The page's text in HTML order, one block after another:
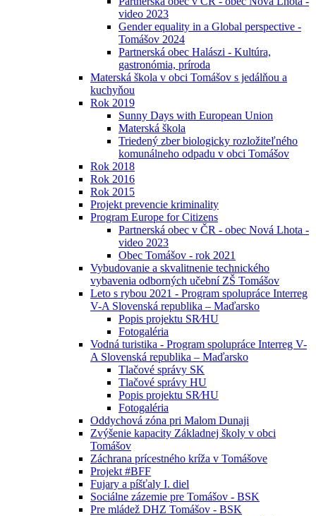
video 2023
Gender equality in a Global perspective -
Tomášov 2024
Partnerská obec Halászi - Kultúra,
gastronómia, príroda
Materská škola v obci Tomášov s jedálňou a
kuchyňou
Rok 2019
Sunny Days with European Union
Materská škola
Triedený zber biologicky rozložiteľného
komunálneho odpadu v obci Tomášov
Rok 2018
Rok 2016
Rok 2015
Projekt prevencie kriminality
Program Europe for Citizens
Partnerská obec v ČR - obec Nová Lhota -
video 2023
Obec Tomášov - rok 2021
Vybudovanie a skvalitnenie technického
vybavenia odborných učební ZŠ Tomášov
Leto s rybou 2021 - Program spolupráce Interreg
V-A Slovenská republika – Maďarsko
Popis projektu SR⁄HU
Fotogaléria
Vodná turistika - Program spolupráce Interreg V-
A Slovenská republika – Maďarsko
Tlačové správy SK
Tlačové správy HU
Popis projektu SR⁄HU
Fotogaléria
Oddychová zóna pri Malom Dunaji
Zvýšenie kapacity Základnej školy v obci
Tomášov
Záchrana prícestného kríža v Tomášove
Projekt #BFF
Fujary a píšťaly I. diel
Sociálne zázemie pre Tomášov - BSK
Pre mládež DHZ Tomášov - BSK